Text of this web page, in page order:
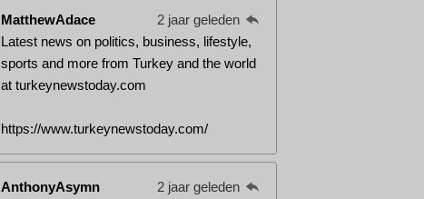
MatthewAdace
2 jaar geleden
Latest news on politics, business, lifestyle,
sports and more from Turkey and the world
at turkeynewstoday.com
https://www.turkeynewstoday.com/
AnthonyAsymn
2 jaar geleden